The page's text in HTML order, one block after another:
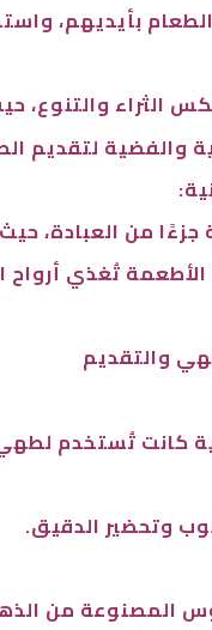
بأيديهم،
الثراء والتنوع،
والفضية لتقديم
جزءًا من العبادة،
تُغذي أرواح
والتقديم
كانت تُستخدم
وتحضير الدقيق.
المصنوعة من